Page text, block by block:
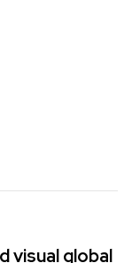
visual global